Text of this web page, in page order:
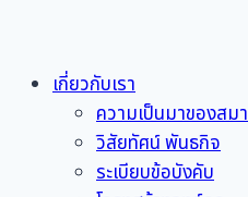
เกี่ยวกับเรา
ความเป็นมาของสม
วิสัยทัศน์ พันธกิจ
ระเบียบข้อบังคับ